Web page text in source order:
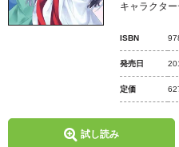
キャラクター
ISBN
発売日
定価
試し読み